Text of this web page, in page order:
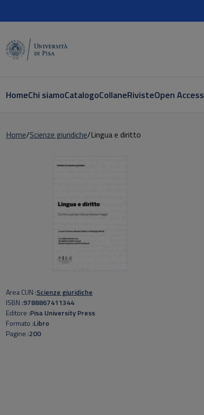
HomeChi siamoCatalogoCollaneRivisteOpen Access
Home Scienze giuridiche Lingua e diritto
Area CUN Scienze giuridiche
ISBN 9788867411344
Editore Pisa University Press
Formato Libro
Pagine 200